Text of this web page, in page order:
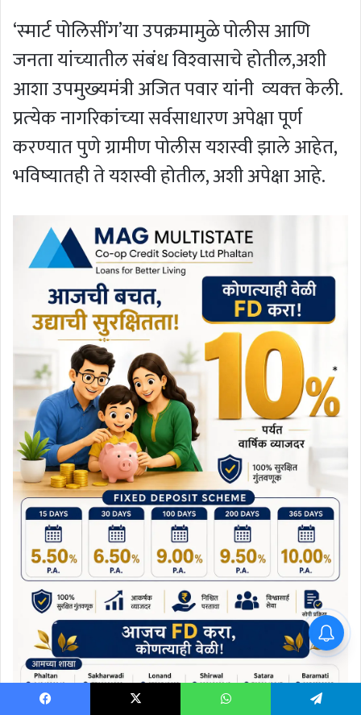
‘स्‍मार्ट पोलिसींग’या उपक्रमामुळे पोलीस आणि
जनता यांच्‍यातील संबंध विश्‍वासाचे होतील,अशी
आशा उपमुख्‍यमंत्री अजित पवार यांनी व्‍यक्‍त केली.
प्रत्‍येक नागरिकांच्‍या सर्वसाधारण अपेक्षा पूर्ण
करण्‍यात पुणे ग्रामीण पोलीस यशस्‍वी झाले आहेत,
भविष्‍यातही ते यशस्‍वी होतील, अशी अपेक्षा आहे.